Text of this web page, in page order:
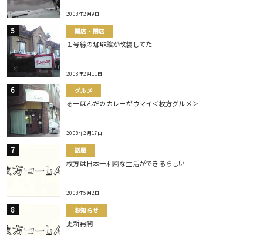
2008年2月9日
開店・閉店
１号線の珈琲館が改装してた
2008年2月11日
グルメ
るーほんだのカレーがウマイ＜枚方グルメ＞
2008年2月17日
話題
枚方は日本一和風な生活ができるらしい
2008年5月2日
お知らせ
更新再開